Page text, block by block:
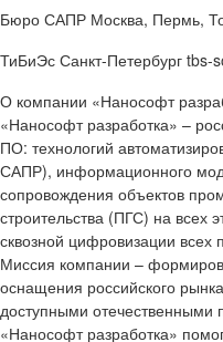
Бюро САПР Москва, Пермь,
ТиБиЭс Санкт-Петербург tbs-
О компании «Нанософт
«Нанософт разработка» –
ПО: технологий
САПР), информационного
сопровождения объектов
строительства (ПГС) на всех
сквозной цифровизации всех
Миссия компании –
оснащения российского
доступными
«Нанософт разработка»